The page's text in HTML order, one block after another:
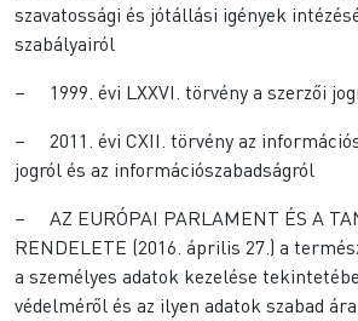
szavatossági és jótállási igények
szabályairól
– 1999. évi LXXVI. törvény a szerzői
– 2011. évi CXII. törvény az
jogról és az információszabadságról
– AZ EURÓPAI PARLAMENT ÉS A
RENDELETE (2016. április 27.) a
a személyes adatok kezelése
védelméről és az ilyen adatok szabad